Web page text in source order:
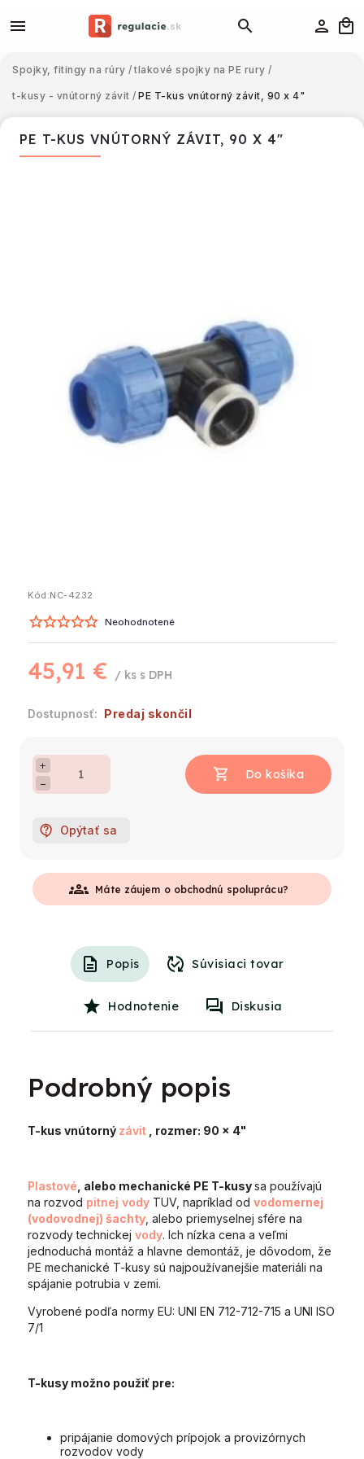
Spojky, fitingy na rúry / tlakové spojky na PE rury /
t-kusy - vnútorný závit / PE T-kus vnútorný závit, 90 x 4"
PE T-KUS VNÚTORNÝ ZÁVIT, 90 X 4"
Kód:NC-4232
Neohodnotené
45,91 € / ks
Predaj skončil
+
−
Opýtať sa
groups Máte záujem o obchodnú spoluprácu?
Popis Súvisiaci tovar
Hodnotenie Diskusia
Podrobný popis
T-kus vnútorný závit , rozmer: 90 x 4"
Plastové , alebo mechanické PE T-kusysa používajú
na rozvod pitnej vody TUV, napríklad od vodomernej
(vodovodnej) šachty , alebo priemyselnej sfére na
rozvody technickej vody. Ich nízka cena a veľmi
jednoduchá montáž a hlavne demontáž, je dôvodom, že
PE mechanické T-kusy sú najpoužívanejšie materiáli na
spájanie potrubia v zemi.
Vyrobené podľa normy EU: UNI EN 712-712-715 a UNI ISO
7/1
T-kusy možno použiť pre:
pripájanie domových prípojok a provizórnych
rozvodov vody